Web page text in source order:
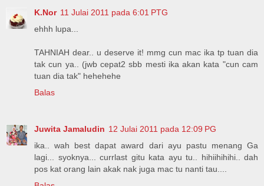
K.Nor 11 Julai 2011 pada 6:01 PTG
ehhh lupa...
TAHNIAH dear.. u deserve it! mmg cun mac ika tp tuan dia
tak cun ya.. (jwb cepat2 sbb mesti ika akan kata "cun cam
tuan dia tak" hehehehe
Balas
Juwita Jamaludin 12 Julai 2011 pada 12:09 PG
ika.. wah best dapat award dari ayu pastu menang Ga
lagi... syoknya... currlast gitu kata ayu tu.. hihiihihihi.. dah
pos kat orang lain akak nak juga mac tu nanti tau....